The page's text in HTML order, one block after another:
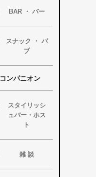
BAR ・ バー
浜松市
磐田市
袋井市
掛川市
その他エリア
スナック ・ パ
ブ
浜松市
磐田市
袋井市
掛川市
その他エリア
コンパニオン
スタイリッシ
ュバー・ホス
ト
浜松市
磐田市・袋井
雑 談
浜松市